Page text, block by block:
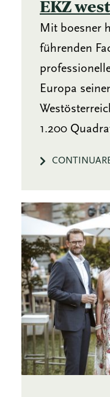
EKZ
Mit boesner
führenden
Europa
1.200